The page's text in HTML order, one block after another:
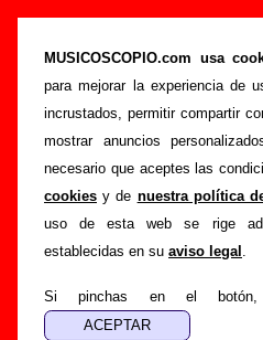
MUSICOSCOPIO.com usa
para mejorar la experiencia de
incrustados, permitir compartir
mostrar anuncios
necesario que aceptes las
cookies y de nuestra política
uso de esta web se rige
establecidas en su aviso legal .
Si pinchas en el botón,
“Dime”, canción de
Solynieve (Letra e
Portada >Grupo De Expertos
Esta página pretende
sobre lacanción "Dime"
Expertos Solynieve.
aparecerá información sobre el
discos en los que está incluido
encuentras errores o tienes
ayudar a
completar esta